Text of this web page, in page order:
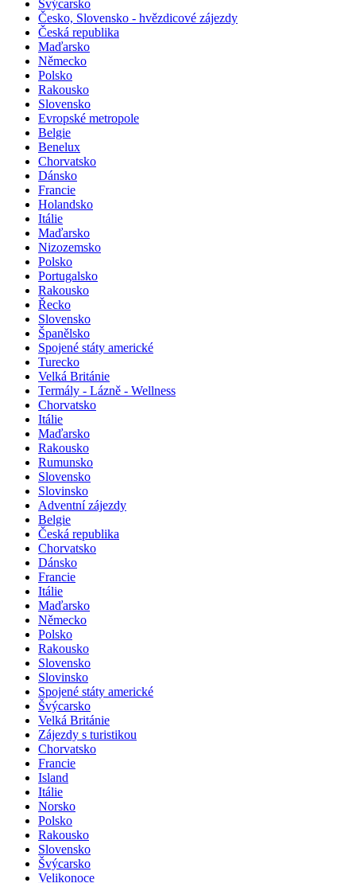
Švýcarsko
Česko, Slovensko - hvězdicové zájezdy
Česká republika
Maďarsko
Německo
Polsko
Rakousko
Slovensko
Evropské metropole
Belgie
Benelux
Chorvatsko
Dánsko
Francie
Holandsko
Itálie
Maďarsko
Nizozemsko
Polsko
Portugalsko
Rakousko
Řecko
Slovensko
Španělsko
Spojené státy americké
Turecko
Velká Británie
Termály - Lázně - Wellness
Chorvatsko
Itálie
Maďarsko
Rakousko
Rumunsko
Slovensko
Slovinsko
Adventní zájezdy
Belgie
Česká republika
Chorvatsko
Dánsko
Francie
Itálie
Maďarsko
Německo
Polsko
Rakousko
Slovensko
Slovinsko
Spojené státy americké
Švýcarsko
Velká Británie
Zájezdy s turistikou
Chorvatsko
Francie
Island
Itálie
Norsko
Polsko
Rakousko
Slovensko
Švýcarsko
Velikonoce